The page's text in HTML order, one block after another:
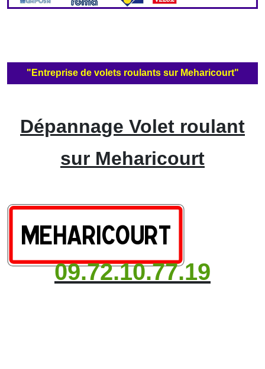
"Entreprise de volets roulants sur Meharicourt"
Dépannage Volet roulant
sur Meharicourt
09.72.10.77.19